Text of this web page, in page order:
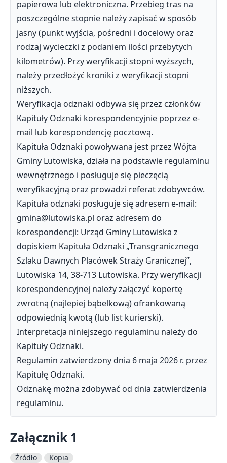
papierowa lub elektroniczna. Przebieg tras na
poszczególne stopnie należy zapisać w sposób
jasny (punkt wyjścia, pośredni i docelowy oraz
rodzaj wycieczki z podaniem ilości przebytych
kilometrów). Przy weryfikacji stopni wyższych,
należy przedłożyć kroniki z weryfikacji stopni
niższych.
Weryfikacja odznaki odbywa się przez członków
Kapituły Odznaki korespondencyjnie poprzez e-
mail lub korespondencję pocztową.
Kapituła Odznaki powoływana jest przez Wójta
Gminy Lutowiska, działa na podstawie regulaminu
wewnętrznego i posługuje się pieczęcią
weryfikacyjną oraz prowadzi referat zdobywców.
Kapituła odznaki posługuje się adresem e‐mail:
gmina@lutowiska.pl oraz adresem do
korespondencji: Urząd Gminy Lutowiska z
dopiskiem Kapituła Odznaki „Transgranicznego
Szlaku Dawnych Placówek Straży Granicznej”,
Lutowiska 14, 38‐713 Lutowiska. Przy weryfikacji
korespondencyjnej należy załączyć kopertę
zwrotną (najlepiej bąbelkową) ofrankowaną
odpowiednią kwotą (lub list kurierski).
Interpretacja niniejszego regulaminu należy do
Kapituły Odznaki.
Regulamin zatwierdzony dnia 6 maja 2026 r. przez
Kapitułę Odznaki.
Odznakę można zdobywać od dnia zatwierdzenia
regulaminu.
Załącznik 1
Źródło Kopia